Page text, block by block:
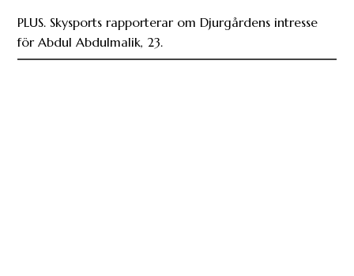
PLUS. Skysports rapporterar om Djurgårdens intresse
för Abdul Abdulmalik, 23.